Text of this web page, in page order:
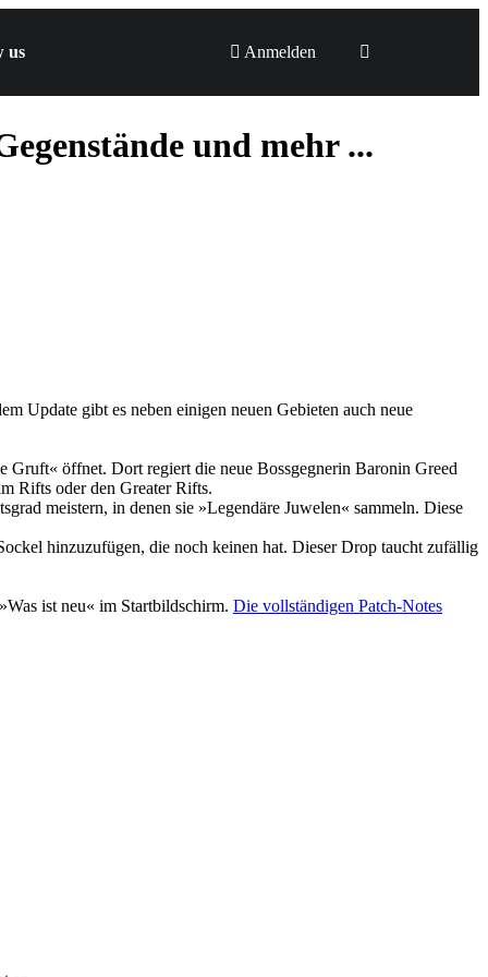
us Anmelden
und mehr ...
Update gibt es neben einigen neuen Gebieten auch neue
Gruft« öffnet. Dort regiert die neue Bossgegnerin Baronin Greed
Rifts oder den Greater Rifts.
meistern, in denen sie »Legendäre Juwelen« sammeln. Diese
hinzuzufügen, die noch keinen hat. Dieser Drop taucht zufällig
ist neu« im Startbildschirm. Die vollständigen Patch-Notes